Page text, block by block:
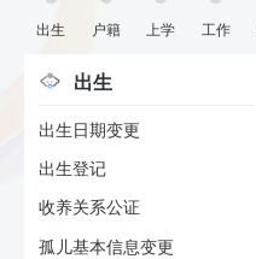
出生 户籍 上学 工作
出生
出生日期变更
出生登记
收养关系公证
孤儿基本信息变更